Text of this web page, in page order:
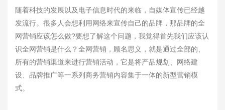
随着科技的发展以及电子信息时代的来临，自媒体宣传已经越
发流行。很多人会想利用网络来宣传自己的品牌，那品牌的全
网营销应该怎么做?要想了解这个问题，我觉得首先我们应该认
识全网营销是什么？全网营销，顾名思义，就是通过全部的、
所有的营销渠道来进行营销活动，它是将产品规划、网络建
设、品牌推广等一系列商务营销内容集于一体的新型营销模
式。